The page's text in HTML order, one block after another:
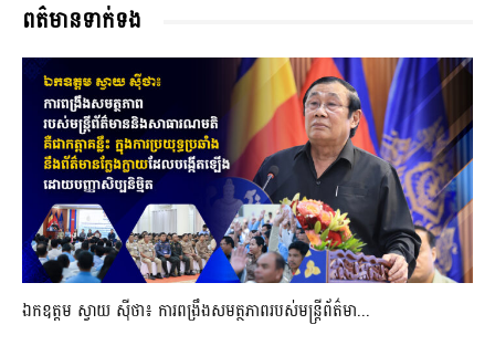
ពត៌មានទាក់ទង
ឯកឧត្តម ស្វាយ ស៊ីថា៖ ការពង្រឹងសមត្ថភាពរបស់មន្ត្រីព័ត៌មា...